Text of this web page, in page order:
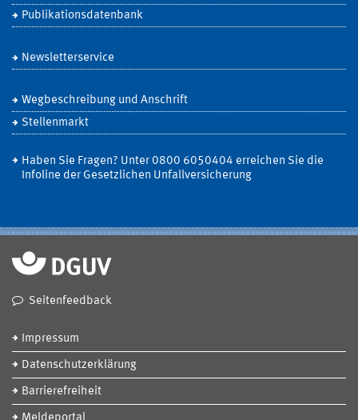
Publikationsdatenbank
Newsletterservice
Wegbeschreibung und Anschrift
Stellenmarkt
Haben Sie Fragen? Unter 0800 6050404 erreichen Sie die
Infoline der Gesetzlichen Unfallversicherung
Seitenfeedback
Impressum
Datenschutzerklärung
Barrierefreiheit